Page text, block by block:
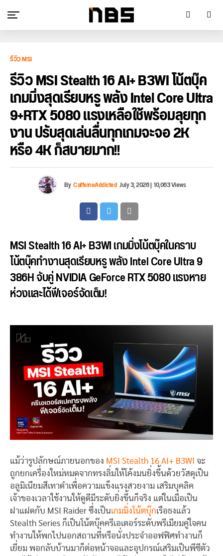
รีวิว MSI
รีวิว MSI Stealth 16 AI+ B3WI โน้ตบุ๊ค
เกมมิ่งสุดเรียบหรู พลัง Intel Core Ultra
9+RTX 5080 แรงเหลือใช้พร้อมลุยทุก
งาน ปรับสุดเล่นลื่นทุกเกมจะจอ 2K
หรือ 4K ก็สบายมาก!!
ByCaffeineAddictedJuly 3, 2026|10,063 Views
MSI Stealth 16 AI+ B3WI เกมมิ่งโน้ตบุ๊คในคราบ
โน้ตบุ๊คทำงานสุดเรียบหรู พลัง Intel Core Ultra 9
386H จับคู่ NVIDIA GeForce RTX 5080 แรงหาย
ห่วงและได้ฟีเจอร์จัดเต็ม!
แม้ว่ารูปลักษณ์ภายนอกของ MSI Stealth 16 AI+ B3WI จะ
ถูกยกเครื่องใหม่หมดจากทรงลิ่มให้โค้งมนยิ่งขึ้นด้วยวัสดุเป็น
อลูมิเนียมสีเทาดำเพื่อความแข็งแรงสวยงาม เสริมบุคลิค
เจ้าของเวลาใช้งานให้ดูดีมีระดับยิ่งขึ้นก็จริง แต่ในเมื่อเป็น
ฝาแฝดกับ MSI Raider ซึ่งเป็นเกมมิ่งโน้ตบุ๊กเรือธงแล้ว
Stealth Series ก็เป็นโน้ตบุ๊คครีเอเตอร์ระดับพรีเมียมคู่ใจคน
ทำงานให้พกไปนอกสถานที่หรือนั่งประจำออฟฟิศทำงานก็
เยี่ยม พอกลับบ้านมาก็ต่อหน้าจอและอุปกรณ์เสริมเป็นพีซีตัว